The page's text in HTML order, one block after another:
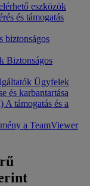
eszközök
és támogatás
biztonságos
Biztonságos
Ügyfelek
és karbantartása
A támogatás és a
a TeamViewer